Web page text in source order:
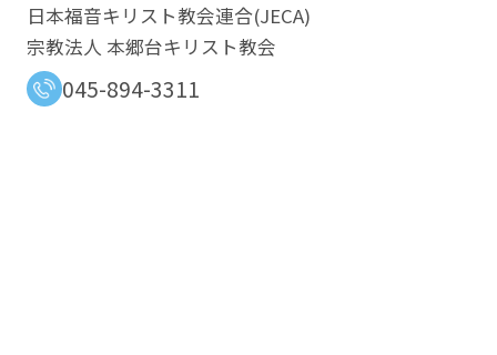
日本福音キリスト教会連合​(JECA)
宗教法人 本郷台キリスト教会
045-894-3311